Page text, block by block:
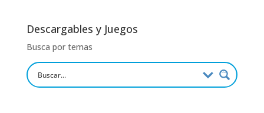
Descargables y Juegos
Busca por temas